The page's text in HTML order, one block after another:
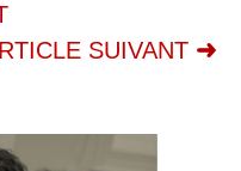
SUIVANT